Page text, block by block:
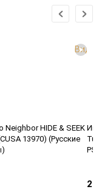
Neighbor HIDE & SEEK
13970) (Русские
2